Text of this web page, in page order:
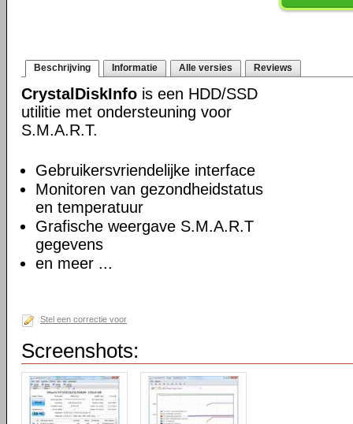
Beschrijving Informatie Alle versies Reviews
CrystalDiskInfo is een HDD/SSD
utilitie met ondersteuning voor
S.M.A.R.T.
Gebruikersvriendelijke interface
Monitoren van gezondheidstatus
en temperatuur
Grafische weergave S.M.A.R.T
gegevens
en meer ...
Stel een correctie voor
Screenshots: